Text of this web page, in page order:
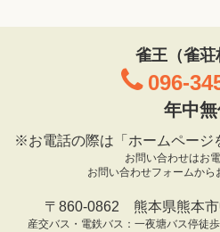
雀王（雀荘
096-
年中
※お電話の際は「ホームページ
お問い合わせはお
お問い合わせフォームから
〒860-0862 熊本県熊本市
産交バス・電鉄バス：一夜塘バス停徒